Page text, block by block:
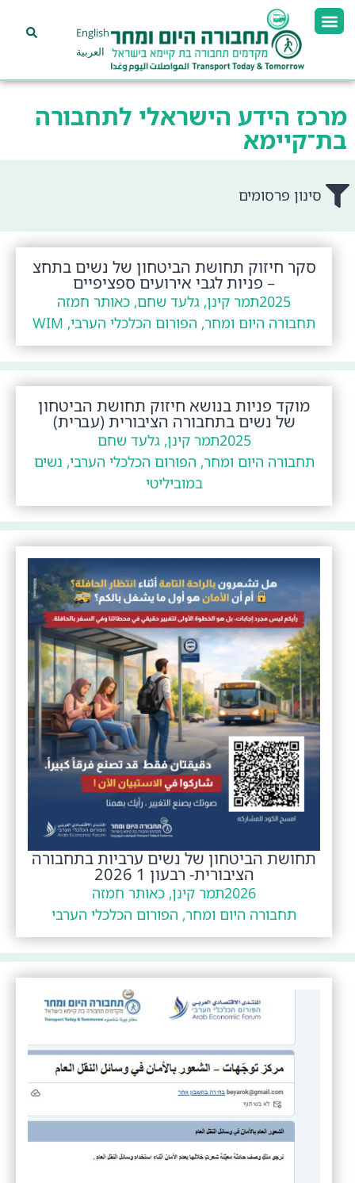
English
العربية
מרכז הידע הישראלי לתחבורה
בת־קיימא
סינון פרסומים
סקר חיזוק תחושת הביטחון של נשים בתחצ
– פניות לגבי אירועים ספציפיים
2025תמר קינן, גלעד שחם, כאותר חמזה
תחבורה היום ומחר, הפורום הכלכלי הערבי, WIM
מוקד פניות בנושא חיזוק תחושת הביטחון
של נשים בתחבורה הציבורית (עברית)
2025תמר קינן, גלעד שחם
תחבורה היום ומחר, הפורום הכלכלי הערבי, נשים
במוביליטי
תחושת הביטחון של נשים ערביות בתחבורה
הציבורית- רבעון 1 2026
2026תמר קינן, כאותר חמזה
תחבורה היום ומחר, הפורום הכלכלי הערבי